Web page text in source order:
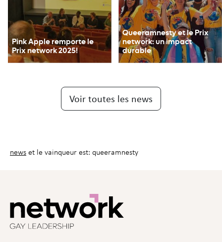
Pink Apple remporte le
Prix network 2025!
Queeram­nes­ty et le Prix
network: un impact
durable
Voir toutes les news
news et le vainqueur est: queeramnesty